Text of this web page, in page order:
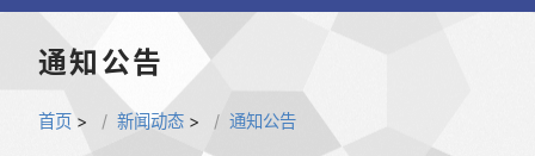
通知公告
首页 > 新闻动态 > 通知公告